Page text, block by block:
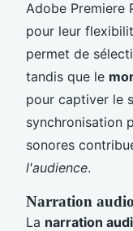
Adobe Premiere
pour leur
permet de
tandis que le
pour captiver le
synchronisation
sonores
l'audience.
Narration
La narration